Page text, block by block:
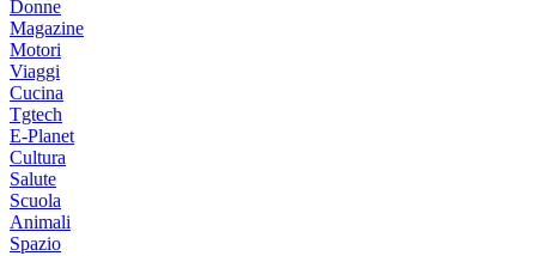
Donne
Magazine
Motori
Viaggi
Cucina
Tgtech
E-Planet
Cultura
Salute
Scuola
Animali
Spazio